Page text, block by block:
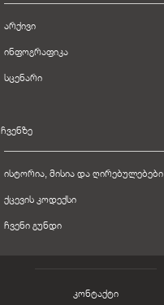
ᲐᲠᲥᲘᲕᲘ
ᲘᲜᲤᲝᲒᲠᲐᲤᲘᲙᲐ
ᲡᲪᲔᲜᲐᲠᲘ
ᲩᲕᲔᲜᲖᲔ
ᲘᲡᲢᲝᲠᲘᲐ, ᲛᲘᲡᲘᲐ ᲓᲐ ᲦᲘᲠᲔᲑᲣᲚᲔᲑᲔᲑᲘ
ᲥᲪᲔᲕᲘᲡ ᲙᲝᲓᲔᲥᲡᲘ
ᲩᲕᲔᲜᲘ ᲒᲣᲜᲓᲘ
კონტაქტი